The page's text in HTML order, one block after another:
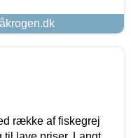
række af fiskegrej